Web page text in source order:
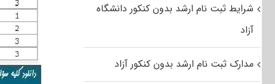
شرایط ثبت نام ارشد بدون کنکور دانشگاه
آزاد
مدارک ثبت نام ارشد بدون کنکور آزاد